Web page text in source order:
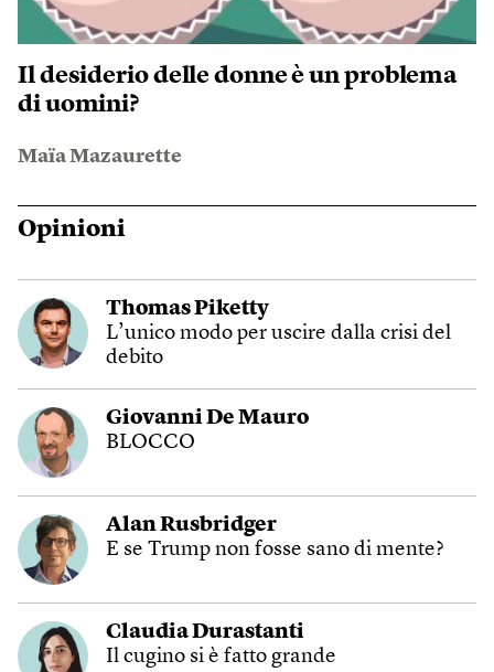
Il desiderio delle donne è un problema
di uomini?
Maïa Mazaurette
Opinioni
Thomas Piketty
L’unico modo per uscire dalla crisi del
debito
Giovanni De Mauro
BLOCCO
Alan Rusbridger
E se Trump non fosse sano di mente?
Claudia Durastanti
Il cugino si è fatto grande